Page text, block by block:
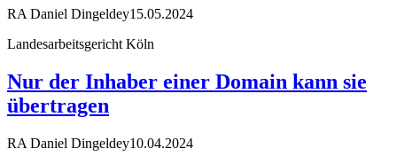
RA Daniel Dingeldey15.05.2024
Landesarbeitsgericht Köln
Nur der Inhaber einer Domain kann sie
übertragen
RA Daniel Dingeldey10.04.2024